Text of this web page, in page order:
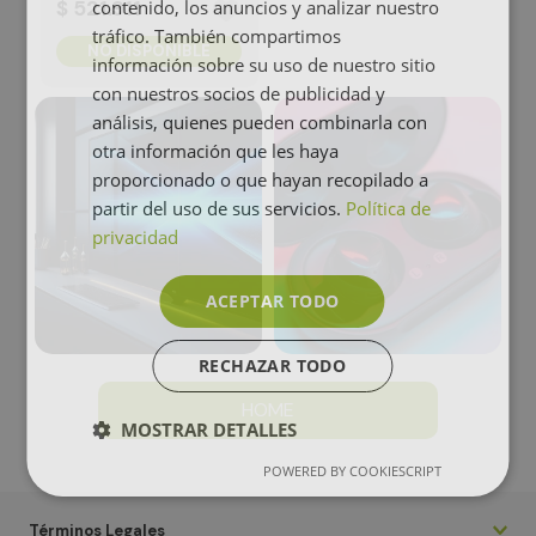
521.911
Términos Legales
contenido, los anuncios y analizar nuestro
tráfico. También compartimos
información sobre su uso de nuestro sitio
con nuestros socios de publicidad y
análisis, quienes pueden combinarla con
otra información que les haya
proporcionado o que hayan recopilado a
partir del uso de sus servicios. Política de
privacidad
ACEPTAR TODO
RECHAZAR TODO
MOSTRAR DETALLES
POWERED BY COOKIESCRIPT